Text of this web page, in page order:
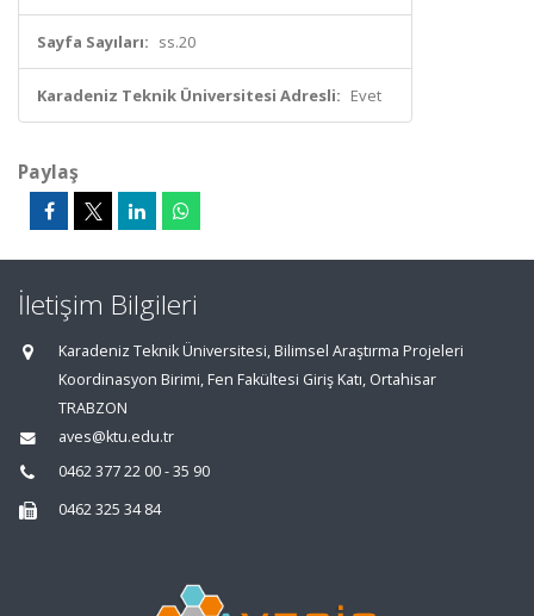
Sayfa Sayıları: ss.20
Karadeniz Teknik Üniversitesi Adresli: Evet
Paylaş
İletişim Bilgileri
Karadeniz Teknik Üniversitesi, Bilimsel Araştırma Projeleri
Koordinasyon Birimi, Fen Fakültesi Giriş Katı, Ortahisar
TRABZON
aves@ktu.edu.tr
0462 377 22 00 - 35 90
0462 325 34 84